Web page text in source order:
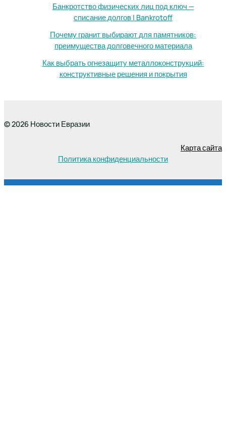
Банкротство физических лиц под ключ —
списание долгов | Bankrotoff
Почему гранит выбирают для памятников:
преимущества долговечного материала
Как выбрать огнезащиту металлоконструкций:
конструктивные решения и покрытия
© 2026 Новости Евразии
Карта сайта
Политика конфиденциальности